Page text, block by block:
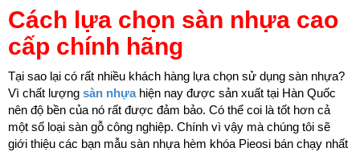
Cách lựa chọn sàn nhựa cao
cấp chính hãng
Tại sao lại có rất nhiều khách hàng lựa chọn sử dụng sàn nhựa?
Vì chất lượng sàn nhựa hiện nay được sản xuất tại Hàn Quốc
nên độ bền của nó rất được đảm bảo. Có thể coi là tốt hơn cả
một số loại sàn gỗ công nghiệp. Chính vì vậy mà chúng tôi sẽ
giới thiệu các bạn mẫu sàn nhựa hèm khóa Pieosi bán chạy nhất